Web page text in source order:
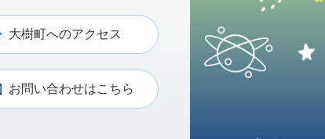
大樹町へのアクセス
お問い合わせはこちら